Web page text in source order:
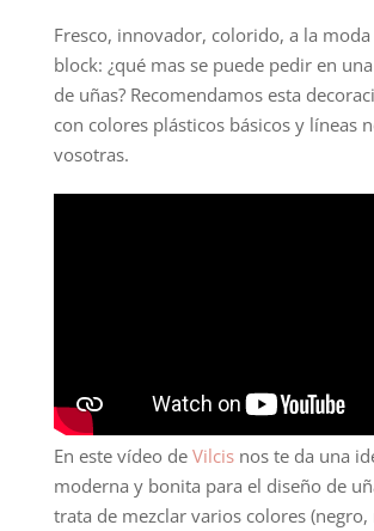
Fresco, innovador, colorido, a la
block: ¿qué mas se puede pedir en
de uñas? Recomendamos esta
con colores plásticos básicos y líneas
vosotras.
En este vídeo de Vilcis nos te da una
moderna y bonita para el diseño de
trata de mezclar varios colores (negro,